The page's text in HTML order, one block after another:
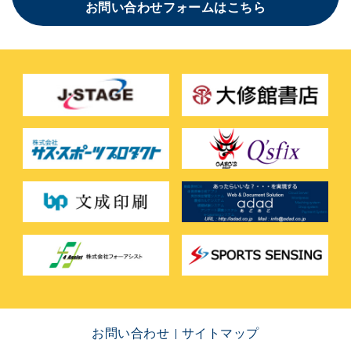
お問い合わせフォームはこちら
お問い合わせ サイトマップ